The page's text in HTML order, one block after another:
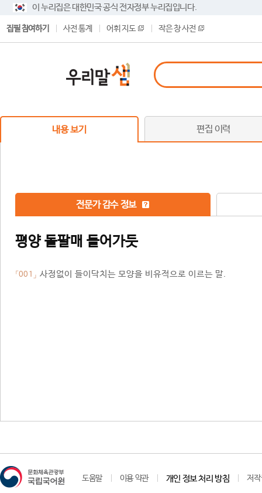
이 누리집은 대한민국 공식 전자정부 누리집입니다.
집필 참여하기 사전 통계 어휘 지도 작은 창 사전
내용 보기 편집 이력
전문가 감수 정보
평양 돌팔매 들어가듯
「001」 사정없이 들이닥치는 모양을 비유적으로 이르는 말.
도움말 이용 약관 개인 정보 처리 방침 저